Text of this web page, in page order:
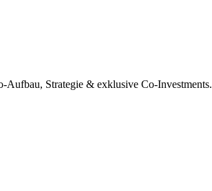
Strategie & exklusive Co-Investments.